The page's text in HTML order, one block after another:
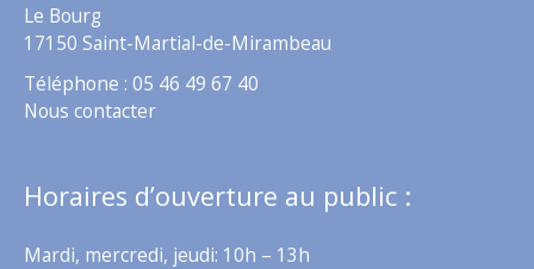
Le Bourg
17150 Saint-Martial-de-Mirambeau
Téléphone : 05 46 49 67 40
Nous contacter
Horaires d’ouverture au public :
Mardi, mercredi, jeudi: 10h – 13h